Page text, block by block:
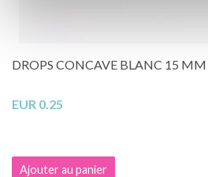
DROPS CONCAVE BLANC 15
EUR 0.25
Ajouter au panier